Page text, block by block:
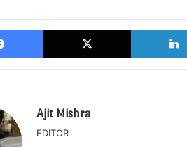
Facebook X
Ajit Mishra
EDITOR